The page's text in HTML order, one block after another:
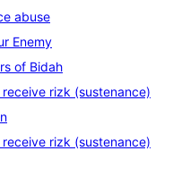
abuse
Enemy
of Bidah
rizk (sustenance)
rizk (sustenance)